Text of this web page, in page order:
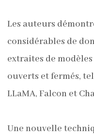
Les auteurs
considérables de
extraites de
ouverts et fermés,
LLaMA, Falcon et
Une nouvelle